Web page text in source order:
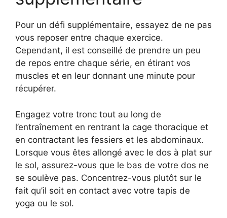
Pour un défi supplémentaire, essayez de ne pas
vous reposer entre chaque exercice.
Cependant, il est conseillé de prendre un peu
de repos entre chaque série, en étirant vos
muscles et en leur donnant une minute pour
récupérer.
Engagez votre tronc tout au long de
l’entraînement en rentrant la cage thoracique et
en contractant les fessiers et les abdominaux.
Lorsque vous êtes allongé avec le dos à plat sur
le sol, assurez-vous que le bas de votre dos ne
se soulève pas. Concentrez-vous plutôt sur le
fait qu’il soit en contact avec votre tapis de
yoga ou le sol.